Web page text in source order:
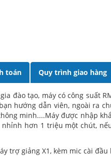
toán Quy trình giao hàng
đào tạo, máy có công suất
hướng dẫn viên, ngoài ra
minh....Máy được nhập
hơn 1 triệu một chút,